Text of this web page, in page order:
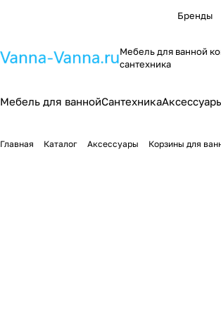
Бренды
Мебель для ванной
сантехника
Мебель для ваннойСантехника
Главная Каталог Аксессуары Корзины для